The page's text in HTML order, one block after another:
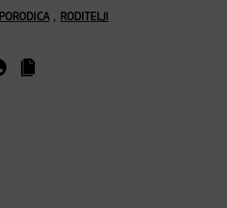
PORODICA, RODITELJI